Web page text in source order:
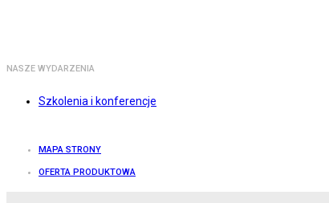
NASZE WYDARZENIA
Szkolenia i konferencje
MAPA STRONY
OFERTA PRODUKTOWA